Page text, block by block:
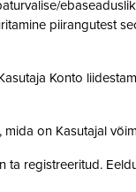
piirangutest
Konto
on Kasutajal
registreeritud.